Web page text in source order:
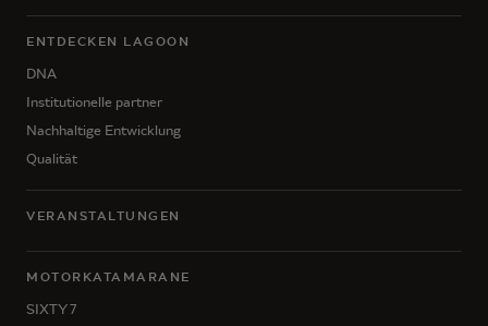
ENTDECKEN LAGOON
DNA
Institutionelle partner
Nachhaltige Entwicklung
Qualität
VERANSTALTUNGEN
MOTORKATAMARANE
SIXTY 7